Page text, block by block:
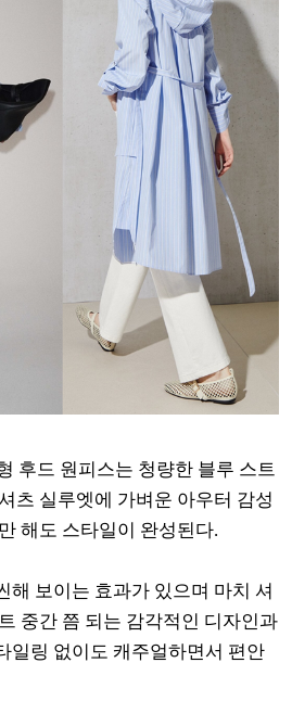
후드 원피스는 청량한 블루 스트
츠 실루엣에 가벼운 아우터 감성
해도 스타일이 완성된다.
해 보이는 효과가 있으며 마치 셔
중간 쯤 되는 감각적인 디자인과
일링 없이도 캐주얼하면서 편안